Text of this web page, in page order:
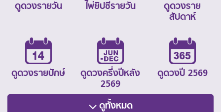
ดูดวงรายวัน ไพ่ยิปซีรายวัน
ดูดวงราย
สัปดาห์
ดูดวงรายปักษ์
ดูดวงครึ่งปีหลัง
2569
ดูดวงปี 2569
ดูทั้งหมด